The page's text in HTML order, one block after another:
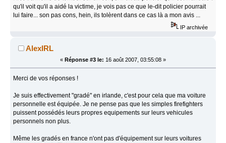
qu'il voit qu'il a aidé la victime, je vois pas ce que le-dit policier pourrait
lui faire... son pas cons, hein, ils tolèrent dans ce cas là a mon avis ...
IP archivée
AlexIRL
« Réponse #3 le: 16 août 2007, 03:55:08 »
Merci de vos réponses !
Je suis effectivement "gradé" en irlande, c'est pour cela que ma voiture
personnelle est équipée. Je ne pense pas que les simples firefighters
puissent possédés leurs propres equipements sur leurs vehicules
personnels non plus.
Même les gradés en france n'ont pas d'équipement sur leurs voitures